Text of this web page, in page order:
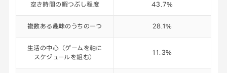
空き時間の暇つぶし程度 43.7%
複数ある趣味のうちの一つ 28.1%
生活の中心（ゲームを軸に
スケジュールを組む）
11.3%